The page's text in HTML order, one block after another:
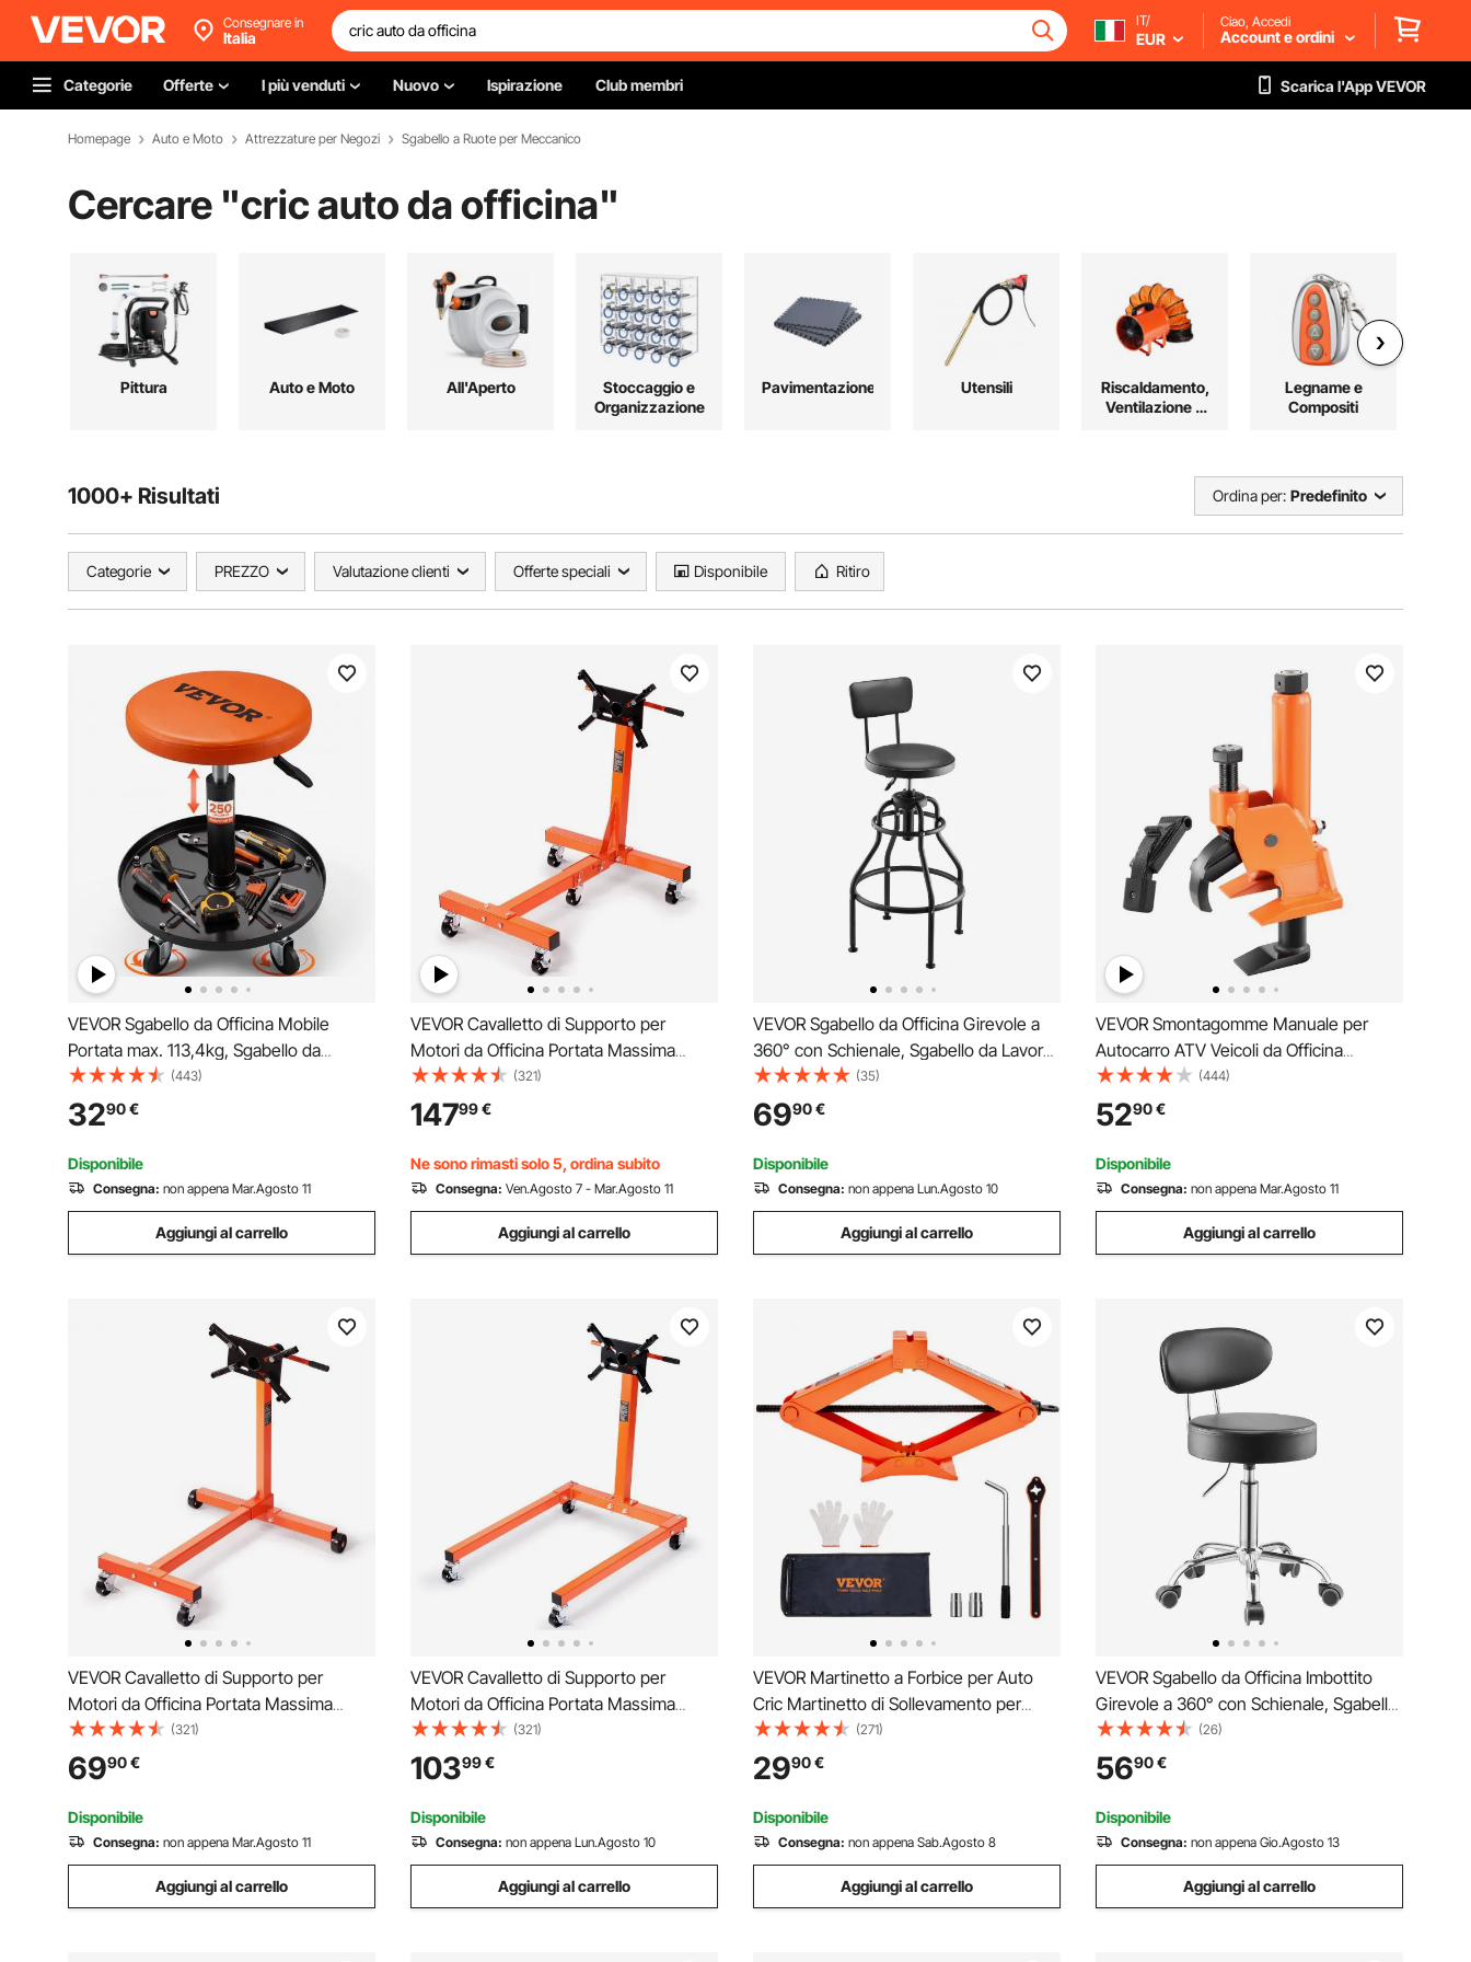
Consegnare in
Italia
IT/
EUR
Ciao, Accedi
Account e ordini
Categorie Offerte I più venduti Nuovo Ispirazione Club membri Scarica l'App VEVOR
Homepage Auto e Moto Attrezzature per Negozi Sgabello a Ruote per Meccanico
Cercare "cric auto da officina"
Pittura Auto e Moto All'Aperto
Stoccaggio e
Organizzazione
Pavimentazione Utensili
Riscaldamento,
Ventilazione e
Legname e
Compositi
1000+ Risultati Ordina per: Predefinito
Categorie PREZZO Valutazione clienti Offerte speciali Disponibile Ritiro
VEVOR Sgabello da Officina Mobile
Portata max. 113,4kg, Sgabello da
Meccanico con Rotelle Altezza
Regolabile da Officina con Vassoio Porta
Attrezzi, Sedia per Riparazione Auto
Moto da Garage Officina
(443)
3290€
Disponibile
Consegna: non appena Mar.Agosto 11
Aggiungi al carrello
VEVOR Cavalletto di Supporto per
Motori da Officina Portata Massima
680kg Pieghevole da Conservare,
Supporto di Motore Mobile 5 Ruote
Bracci Girevoli 360°, Supporto per
Motore Auto Veicoli da Officina
(321)
14799€
Ne sono rimasti solo 5, ordina subito
Consegna: Ven.Agosto 7 - Mar.Agosto 11
Aggiungi al carrello
VEVOR Sgabello da Officina Girevole a
360° con Schienale, Sgabello da Lavoro
con Capacità di 136 kg Sedile con
Rotelle Regolabile in Altezza, per
Garage, Officina e Riparazione Auto,
Nero
(35)
6990€
Disponibile
Consegna: non appena Lun.Agosto 10
Aggiungi al carrello
VEVOR Smontagomme Manuale per
Autocarro ATV Veicoli da Officina
Pneumatici Dimensioni Compatibili 96,5-
106,7 mm, Stallonatore Manuale per
Pneumatici da Garage Officina Auto
Camion Autocarro Peso 5,5kg
(444)
5290€
Disponibile
Consegna: non appena Mar.Agosto 11
Aggiungi al carrello
VEVOR Cavalletto di Supporto per
Motori da Officina Portata Massima
340kg con Ruote Freni, Supporto di
Motore Mobile Base Forma di H Bracci
Girevoli 360°, Supporto per Motore Auto
Veicoli da Officina
(321)
6990€
Disponibile
Consegna: non appena Mar.Agosto 11
Aggiungi al carrello
VEVOR Cavalletto di Supporto per
Motori da Officina Portata Massima
590kg con Ruote Freni, Supporto di
Motore Mobile Base Forma di U Bracci
Girevoli 360°, Supporto per Motore Auto
Veicoli da Officina
(321)
10399€
Disponibile
Consegna: non appena Lun.Agosto 10
Aggiungi al carrello
VEVOR Martinetto a Forbice per Auto
Cric Martinetto di Sollevamento per
Sostituzione di Pneumatici Capacità
Max. 2,5 Tonnellate da Officina Garage,
Martinetto Manuale per Sollevamento
Auto 95-435 mm
(271)
2990€
Disponibile
Consegna: non appena Sab.Agosto 8
Aggiungi al carrello
VEVOR Sgabello da Officina Imbottito
Girevole a 360° con Schienale, Sgabello
da Lavoro con Ruote, Carico 136 kg
Sedile con Rotelle Regolabile, per
Garage, Officina e Riparazione Auto,
Nero
(26)
5690€
Disponibile
Consegna: non appena Gio.Agosto 13
Aggiungi al carrello